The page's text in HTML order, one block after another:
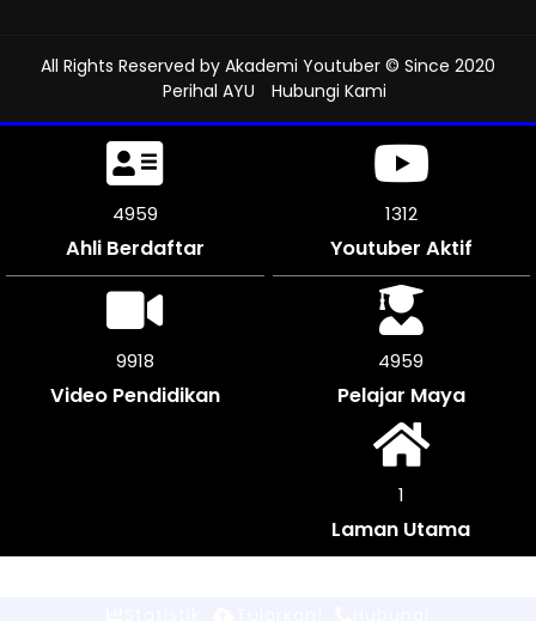
All Rights Reserved by Akademi Youtuber © Since 2020
Perihal AYU
Hubungi Kami
5301
Ahli Berdaftar
1312
Youtuber Aktif
10602
Video Pendidikan
5298
Pelajar Maya
1
Laman Utama